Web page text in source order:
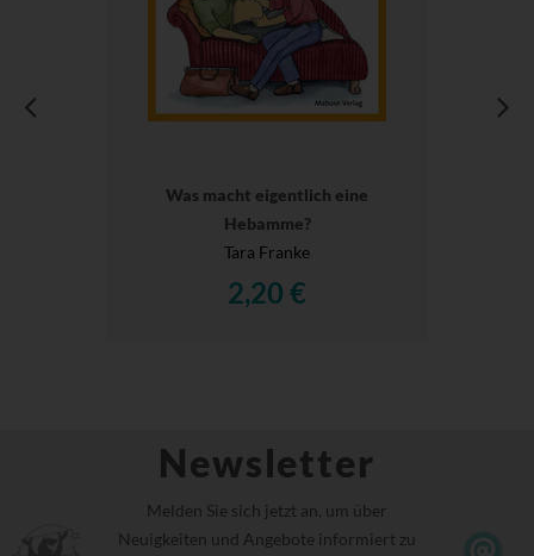
Was macht eigentlich eine
Hebamme?
Tara Franke
2,20 €
Newsletter
Melden Sie sich jetzt an, um über
Neuigkeiten und Angebote informiert zu